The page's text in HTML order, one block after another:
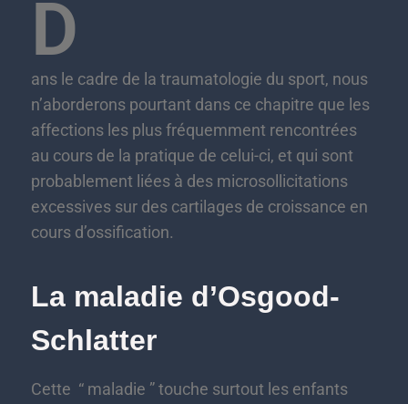
D
ans le cadre de la traumatologie du sport, nous
n’aborderons pourtant dans ce chapitre que les
affections les plus fréquemment rencontrées
au cours de la pratique de celui-ci, et qui sont
probablement liées à des microsollicitations
excessives sur des cartilages de croissance en
cours d’ossification.
La maladie d’Osgood-
Schlatter
Cette “ maladie ” touche surtout les enfants